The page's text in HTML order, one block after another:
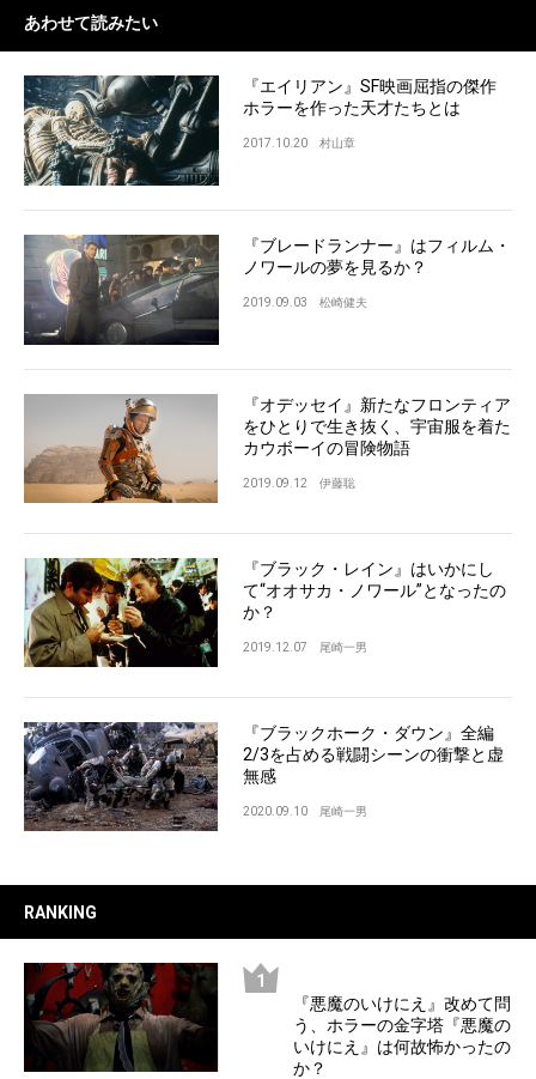
あわせて読みたい
『エイリアン』SF映画屈指の傑作
ホラーを作った天才たちとは
2017.10.20 村山章
『ブレードランナー』はフィルム・
ノワールの夢を見るか？
2019.09.03 松崎健夫
『オデッセイ』新たなフロンティア
をひとりで生き抜く、宇宙服を着た
カウボーイの冒険物語
2019.09.12 伊藤聡
『ブラック・レイン』はいかにし
て“オオサカ・ノワール”となったの
か？
2019.12.07 尾崎一男
『ブラックホーク・ダウン』全編
2/3を占める戦闘シーンの衝撃と虚
無感
2020.09.10 尾崎一男
RANKING
『悪魔のいけにえ』改めて問
う、ホラーの金字塔『悪魔の
いけにえ』は何故怖かったの
か？